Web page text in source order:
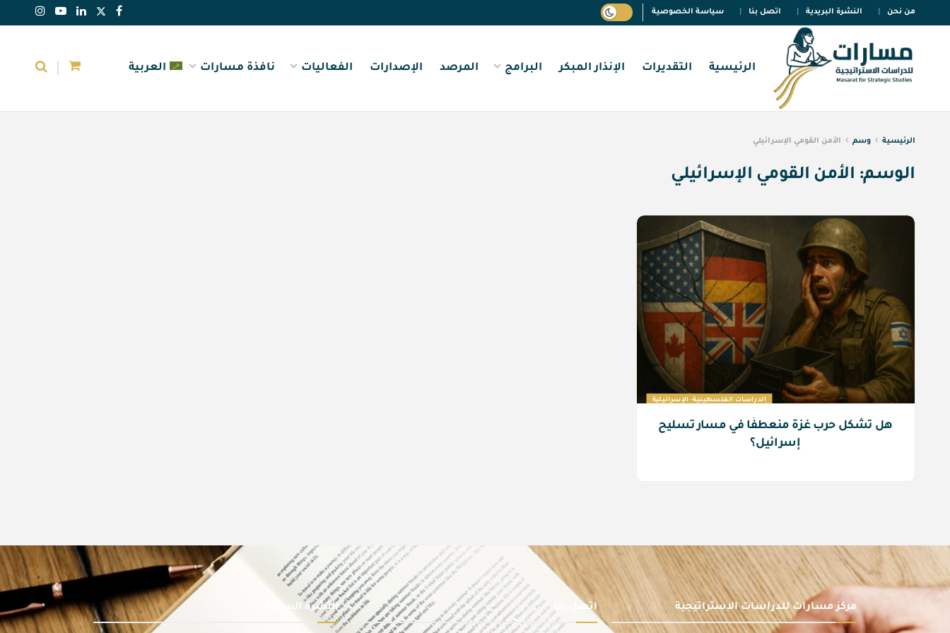
من نحن النشرة البريدية اتصل بنا سياسة الخصوصية
الرئيسية التقديرات الإنذار المبكر البرامج المرصد الإصدارات الفعاليات نافذة مسارات العربية
الرئيسية وسم الأمن القومي الإسرائيلي
الوسم: الأمن القومي الإسرائيلي
الدراسات الفلسطينية- الإسرائيلية
هل تشكل حرب غزة منعطفًا في مسار تسليح
إسرائيل؟
مركز مسارات للدراسات الاستراتيجية اتصل بنا النشرة البريدية